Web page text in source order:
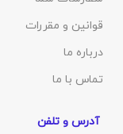
قوانین و مقررات
درباره ما
تماس با ما
آدرس و تلفن